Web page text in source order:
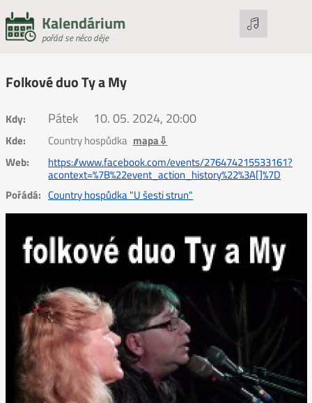
Kalendárium
pořád se něco děje
Folkové duo Ty a My
Kdy: Pátek 10. 05. 2024, 20:00
Kde: Country hospůdka mapa⇩
Web:
https://www.facebook.com/events/276474215533161?
acontext=%7B%22event_action_history%22%3A[]%7D
Pořádá: Country hospůdka "U šesti strun"